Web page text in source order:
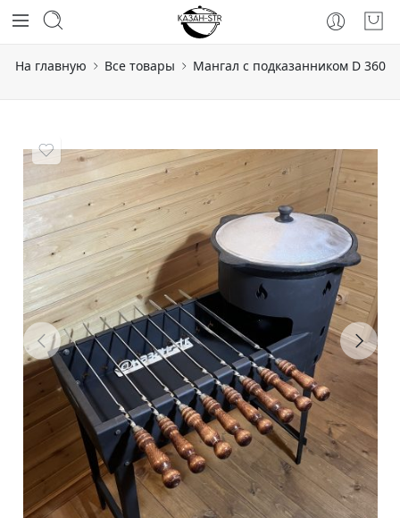
На главную Все товары Мангал с подказанником D 360